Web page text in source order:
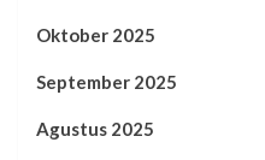
Oktober 2025
September 2025
Agustus 2025